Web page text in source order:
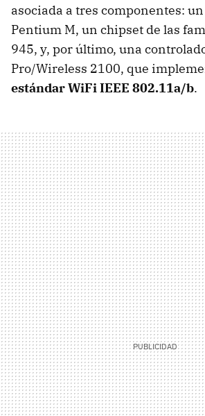
asociada a tres componentes:
Pentium M, un chipset de las
945, y, por último, una
Pro/Wireless 2100, que
estándar WiFi IEEE 802.11a/b.